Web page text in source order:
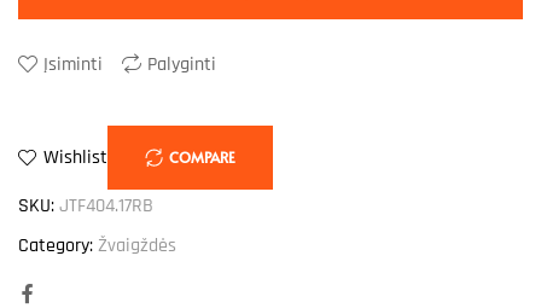
Įsiminti Palyginti
Wishlist COMPARE
SKU:JTF404.17RB
Category:Žvaigždės